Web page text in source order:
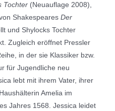
Tochter (Neuauflage 2008),
Shakespeares Der
und Shylocks Tochter
Zugleich eröffnet Pressler
in der sie Klassiker bzw.
für Jugendliche neu
lebt mit ihrem Vater, ihrer
Amelia im
Jahres 1568. Jessica leidet